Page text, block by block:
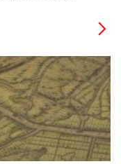
wiegt
De Boer luidt:
20 december 1967’.
kinderen en wie